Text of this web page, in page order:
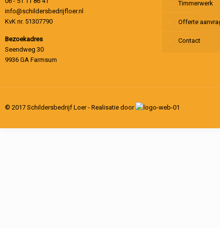
info@schildersbedrijfloer.nl
KvK nr. 51307790
Bezoekadres
Seendweg 30
9936 GA Farmsum
Timmerwerk
Offerte
Contact
© 2017 Schildersbedrijf Loer - Realisatie door